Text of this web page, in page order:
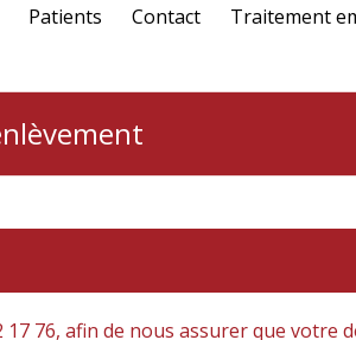
Patients Contact Traitement
76, afin de nous assurer que votre